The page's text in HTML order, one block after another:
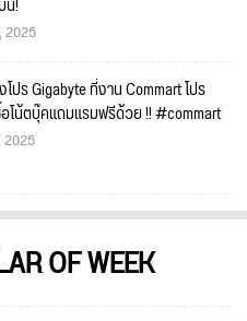
2025
ปร Gigabyte ที่งาน Commart โปร
โน้ตบุ๊คแถมแรมฟรีด้วย !! #commart
2025
OF WEEK